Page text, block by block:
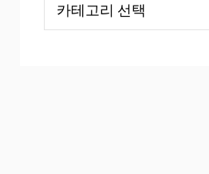
고